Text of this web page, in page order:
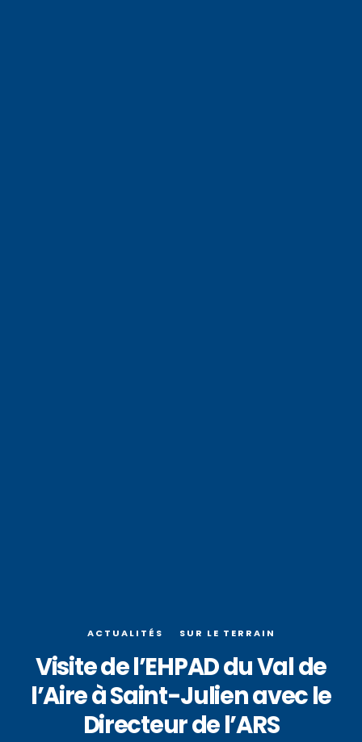
ACTUALITÉS SUR LE TERRAIN
Visite de l’EHPAD du Val de
l’Aire à Saint-Julien avec le
Directeur de l’ARS